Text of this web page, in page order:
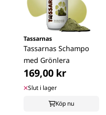
Tassarnas
Tassarnas Schampo
med Grönlera
169,00 kr
Slut i lager
Köp nu